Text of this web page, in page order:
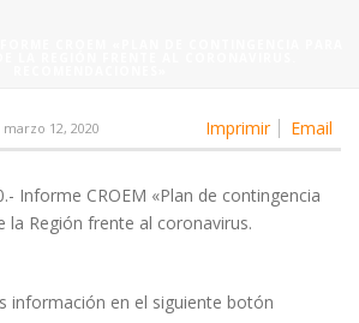
Imprimir Email
marzo 12, 2020
Informe CROEM «Plan de contingencia
la Región frente al coronavirus.
información en el siguiente botón